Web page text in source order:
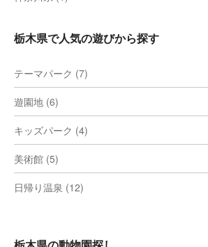
栃木県で人気の遊びから探す
テーマパーク (7)
遊園地 (6)
キッズパーク (4)
美術館 (5)
日帰り温泉 (12)